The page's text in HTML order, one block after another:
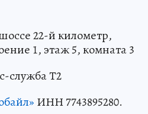
22-й километр,
1, этаж 5, комната 3
служба Т2
ИНН 7743895280.